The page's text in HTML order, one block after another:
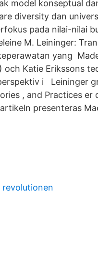
model konseptual
diversity dan
pada nilai-nilai
M. Leininger:
yang
Katie Erikssons
i Leininger
, and Practices er
presenteras
revolutionen